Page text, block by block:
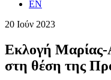
EN
20 Ιούν 2023
Εκλογή Μαρίας-
στη θέση της